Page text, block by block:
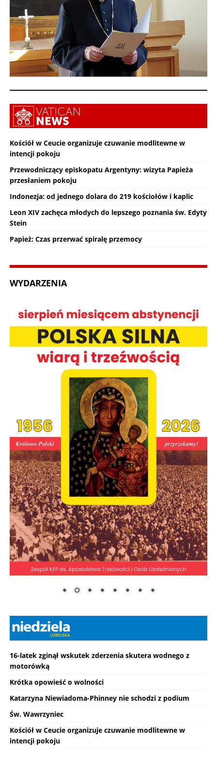
Kościół w Ceucie organizuje czuwanie modlitewne w
intencji pokoju
Przewodniczący episkopatu Argentyny: wizyta Papieża
przesłaniem pokoju
Indonezja: od jednego dolara do 219 kościołów i kaplic
Leon XIV zachęca młodych do lepszego poznania św. Edyty
Stein
Papież: Czas przerwać spiralę przemocy
WYDARZENIA
16-latek zginął wskutek zderzenia skutera wodnego z
motorówką
Krótka opowieść o wolności
Katarzyna Niewiadoma-Phinney nie schodzi z podium
Św. Wawrzyniec
Kościół w Ceucie organizuje czuwanie modlitewne w
intencji pokoju